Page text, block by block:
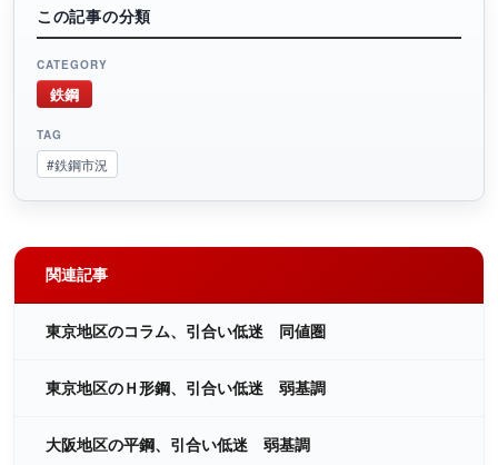
この記事の分類
CATEGORY
鉄鋼
TAG
#鉄鋼市況
関連記事
東京地区のコラム、引合い低迷 同値圏
東京地区のＨ形鋼、引合い低迷 弱基調
大阪地区の平鋼、引合い低迷 弱基調